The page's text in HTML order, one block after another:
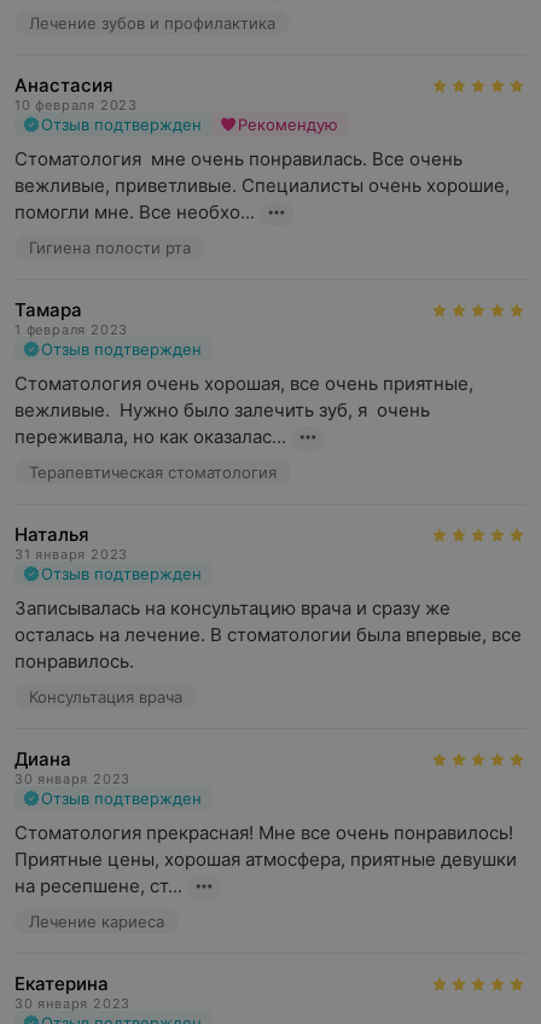
Лечение зубов и профилактика
Анастасия
10 февраля 2023
Отзыв подтвержден Рекомендую
Стоматология  мне очень понравилась. Все очень
вежливые, приветливые. Специалисты очень хорошие,
помогли мне. Все необхо...
Гигиена полости рта
Тамара
1 февраля 2023
Отзыв подтвержден
Стоматология очень хорошая, все очень приятные,
вежливые.  Нужно было залечить зуб, я  очень
переживала, но как оказалас...
Терапевтическая стоматология
Наталья
31 января 2023
Отзыв подтвержден
Записывалась на консультацию врача и сразу же
осталась на лечение. В стоматологии была впервые, все
понравилось.
Консультация врача
Диана
30 января 2023
Отзыв подтвержден
Стоматология прекрасная! Мне все очень понравилось!
Приятные цены, хорошая атмосфера, приятные девушки
на ресепшене, ст...
Лечение кариеса
Екатерина
30 января 2023